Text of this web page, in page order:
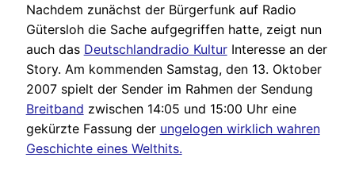
Nachdem zunächst der Bürgerfunk auf Radio
Gütersloh die Sache aufgegriffen hatte, zeigt nun
auch das Deutschlandradio KulturInteresse an der
Story. Am kommenden Samstag, den 13. Oktober
2007 spielt der Sender im Rahmen der Sendung
Breitband zwischen 14:05 und 15:00 Uhr eine
gekürzte Fassung der ungelogen wirklich wahren
Geschichte eines Welthits.